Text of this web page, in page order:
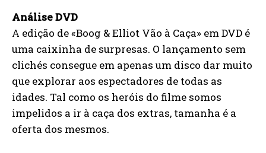
Análise DVD
A edição de «Boog & Elliot Vão à Caça» em DVD é
uma caixinha de surpresas. O lançamento sem
clichés consegue em apenas um disco dar muito
que explorar aos espectadores de todas as
idades. Tal como os heróis do filme somos
impelidos a ir à caça dos extras, tamanha é a
oferta dos mesmos.